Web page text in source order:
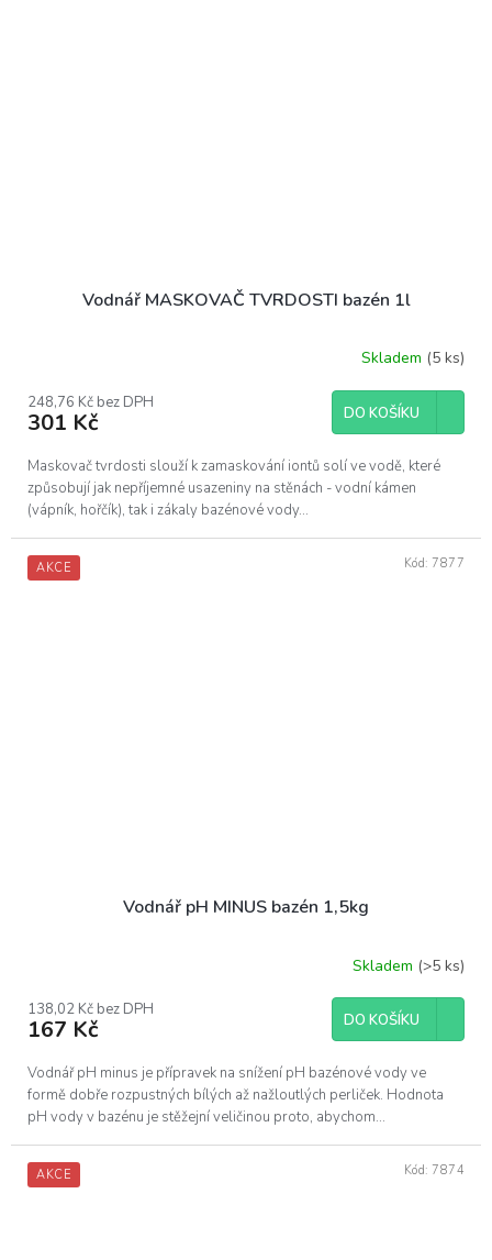
Vodnář MASKOVAČ TVRDOSTI bazén 1l
Skladem (5 ks)
248,76 Kč bez DPH
301 Kč DO KOŠÍKU
Maskovač tvrdosti slouží k zamaskování iontů solí ve vodě, které
způsobují jak nepříjemné usazeniny na stěnách - vodní kámen
(vápník, hořčík), tak i zákaly bazénové vody...
AKCE
Vodnář pH MINUS bazén 1,5kg
Skladem (>5 ks)
138,02 Kč bez DPH
167 Kč DO KOŠÍKU
Vodnář pH minus je přípravek na snížení pH bazénové vody ve
formě dobře rozpustných bílých až nažloutlých perliček. Hodnota
pH vody v bazénu je stěžejní veličinou proto, abychom...
Kód: 7877
AKCE Kód: 7874